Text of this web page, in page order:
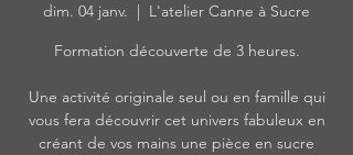
dim. 04 janv.
  |
L'atelier Canne à Sucre
Formation découverte de 3 heures.
Une activité originale seul ou en famille qui
vous fera découvrir cet univers fabuleux en
créant de vos mains une pièce en sucre